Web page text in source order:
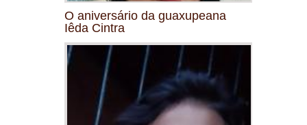
O aniversário da guaxupeana
Iêda Cintra